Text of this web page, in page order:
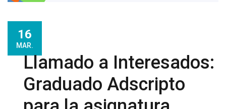
16
MAR.
Llamado a Interesados:
Graduado Adscripto